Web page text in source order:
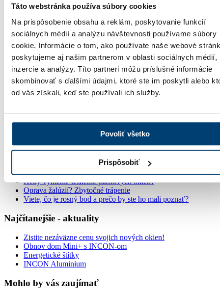
Táto webstránka používa súbory cookies
Na prispôsobenie obsahu a reklám, poskytovanie funkcií
sociálnych médií a analýzu návštevnosti používame súbory
cookie. Informácie o tom, ako používate naše webové
poskytujeme aj našim partnerom v oblasti sociálnych médií,
inzercie a analýzy. Títo partneri môžu príslušné informácie
skombinovať s ďalšími údajmi, ktoré ste im poskytli alebo
od vás získali, keď ste používali ich služby.
Povoliť všetko
Prispôsobiť
Autor:
Lucia Hupková
vedúca marketingu
Študovala na Ekonomickej fakulte Univerzity Mateja Bela v
Banskej Bystrici. Má 12 ročnú marketingovú prax, s ktorou začínala
ako marketingová manažérka pre potravinársku značku Lunter.
Neskôr bola zodpovedná za riadenie produktov a značiek papierovej
hygieny Harmony, Harmasan, Celex a Meeko na Slovensku, v
Čechách a v balkánskych krajinách vo viacerých výrobných
závodoch. Dodnes ju teší, keď produkty, na ktorých vývoji,
propagácii a riadení sa podieľala, vidí na regáloch supermarketov.
Svoju prácu v INCON považuje za výzvu a príležitosť priniesť
profesionálny marketing do odvetvia, ktoré poskytuje veľký priestor
Produkty spomenuté v článku nájdete v sekcii produkty:
Najčítanejšie
5 tipov, ako umyť okná jednoducho a bez šmúh
Kedy vymeniť tesnenie plastových okien?
Oprava žalúzií? Zbytočné trápenie
Viete, čo je rosný bod a prečo by ste ho mali poznať?
Najčítanejšie - aktuality
Zistite nezáväzne cenu svojich nových okien!
Obnov dom Mini+ s INCON-om
Energetické štítky
INCON Aluminium
Mohlo by vás zaujímať